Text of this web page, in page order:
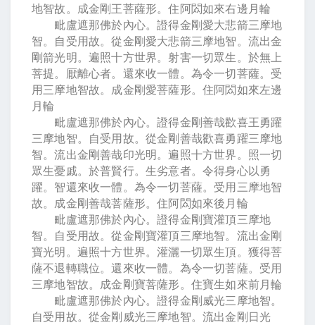
地智故。成金剛王菩薩形。住阿閦如來右邊月輪
毗盧遮那佛於內心。證得金剛愛大悲箭三摩地
智。自受用故。從金剛愛大悲箭三摩地智。流出金
剛箭光明。遍照十方世界。射害一切眾生。於無上
菩提。厭離心者。還來收一體。為令一切菩薩。受
用三摩地智故。成金剛愛菩薩形。住阿閦如來左邊
月輪
毗盧遮那佛於內心。證得金剛善哉歡喜王勇躍
三摩地智。自受用故。從金剛善哉歡喜勇躍三摩地
智。流出金剛善哉印光明。遍照十方世界。照一切
眾生憂戚。於普賢行。生劣意者。令得身心以勇
躍。智還來收一體。為令一切菩薩。受用三摩地智
故。成金剛善哉菩薩形。住阿閦如來後月輪
毗盧遮那佛於內心。證得金剛寶灌頂三摩地
智。自受用故。從金剛寶灌頂三摩地智。流出金剛
寶光明。遍照十方世界。灌灑一切眾生頂。獲得菩
薩不退轉職位。還來收一體。為令一切菩薩。受用
三摩地智故。成金剛寶菩薩形。住寶生如來前月輪
毗盧遮那佛於內心。證得金剛威光三摩地智。
自受用故。從金剛威光三摩地智。流出金剛日光